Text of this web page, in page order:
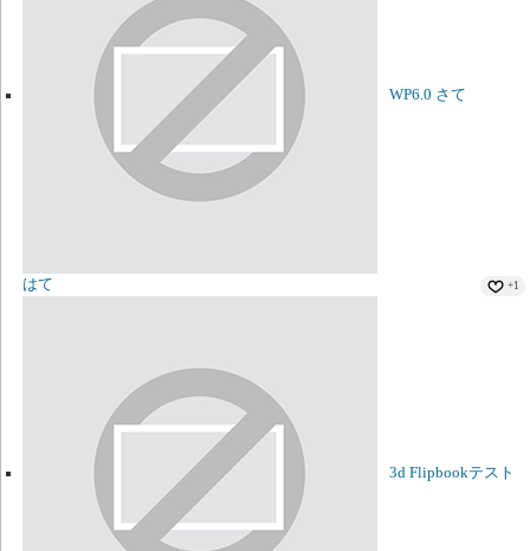
WP6.0 さて
はて +1
3d Flipbookテスト